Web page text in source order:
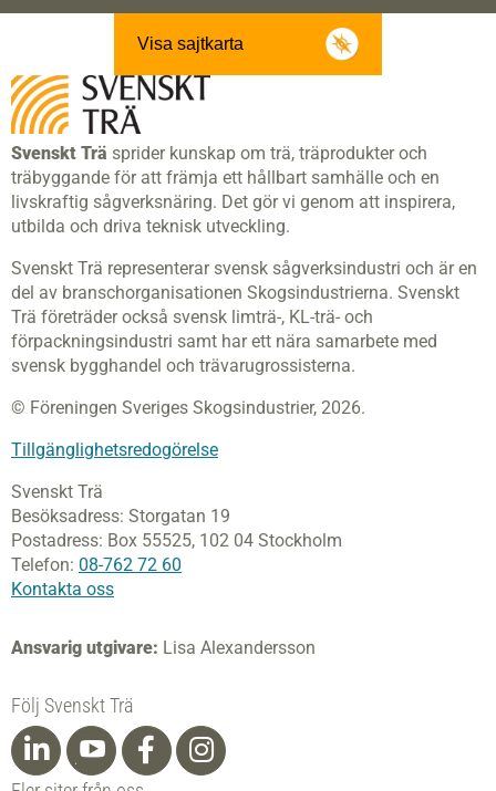
Visa sajtkarta
Svenskt Trä sprider kunskap om trä, träprodukter och
träbyggande för att främja ett hållbart samhälle och en
livskraftig sågverksnäring. Det gör vi genom att inspirera,
utbilda och driva teknisk utveckling.
Svenskt Trä representerar svensk sågverksindustri och är en
del av branschorganisationen Skogsindustrierna. Svenskt
Trä företräder också svensk limträ-, KL-trä- och
förpackningsindustri samt har ett nära samarbete med
svensk bygghandel och trävarugrossisterna.
© Föreningen Sveriges Skogsindustrier, 2026.
Tillgänglighetsredogörelse
Svenskt Trä
Besöksadress: Storgatan 19
Postadress: Box 55525, 102 04 Stockholm
Telefon: 08-762 72 60
Kontakta oss
Ansvarig utgivare: Lisa Alexandersson
Följ Svenskt Trä